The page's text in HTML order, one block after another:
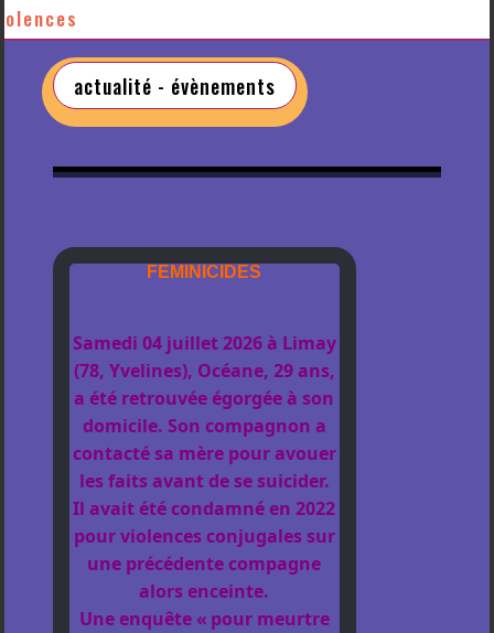
actualité - évènements
FEMINICIDES
Samedi 04 juillet 2026 à Limay
(78, Yvelines), Océane, 29 ans,
a été retrouvée égorgée à son
domicile. Son compagnon a
contacté sa mère pour avouer
les faits avant de se suicider.
Il avait été condamné en 2022
pour violences conjugales sur
une précédente compagne
alors enceinte.
Une enquête « pour meurtre